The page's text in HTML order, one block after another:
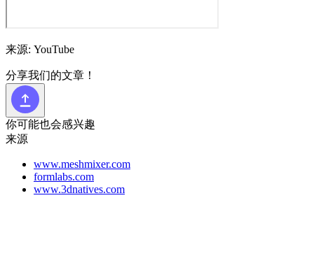
来源: YouTube
分享我们的文章！
你可能也会感兴趣
来源
www.meshmixer.com
formlabs.com
www.3dnatives.com